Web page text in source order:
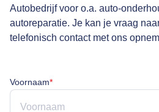
Autobedrijf voor o.a. auto-
autoreparatie. Je kan je vraag
telefonisch contact met ons
Voornaam*Voornaam is verplicht